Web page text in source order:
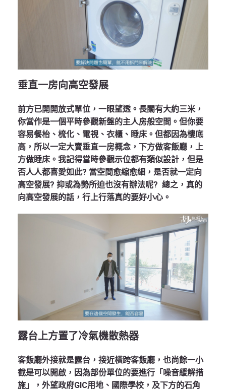
垂直一房向高空發展
前方已開開放式單位，一眼望透。長闊有大約三米，
你當作是一個平時參觀新盤的主人房般空間。但你要
容易餐枱、梳化、電視、衣櫃、睡床。但都因為樓底
高，所以一定大賣垂直一房概念，下方做客飯廳，上
方做睡床。我記得當時參觀示位都有類似設計，但是
否人人都喜愛如此? 當空間愈縮愈細，是否就一定向
高空發展? 抑或為勢所迫也沒有辦法呢? 總之，真的
向高空發展的話，行上行落真的要好小心。
露台上方置了冷氣機散熱器
客飯廳外接就是露台，接近橫跨客飯廳，也尚餘一小
截是可以開啟，因為部份單位的要進行「噪音緩解措
施」，外望政府GIC用地、國際學校，及下方的石角